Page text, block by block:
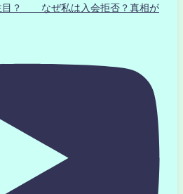
目？ なぜ私は入会拒否？真相が